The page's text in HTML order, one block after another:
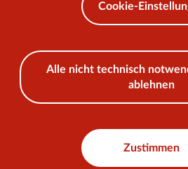
Cookie-
Alle nicht technisch
ablehnen
Zustimmen